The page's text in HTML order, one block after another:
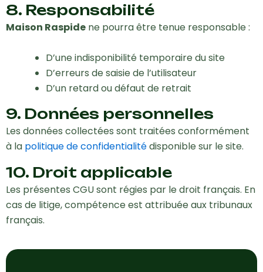
8. Responsabilité
Maison Raspide ne pourra être tenue responsable :
D’une indisponibilité temporaire du site
D’erreurs de saisie de l’utilisateur
D’un retard ou défaut de retrait
9. Données personnelles
Les données collectées sont traitées conformément
à la politique de confidentialitédisponible sur le site.
10. Droit applicable
Les présentes CGU sont régies par le droit français. En
cas de litige, compétence est attribuée aux tribunaux
français.